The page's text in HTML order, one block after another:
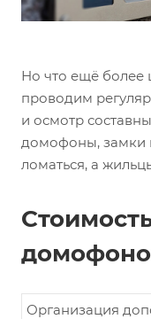
Но что ещё более
проводим
и осмотр
домофоны, замки
ломаться, а
Организация